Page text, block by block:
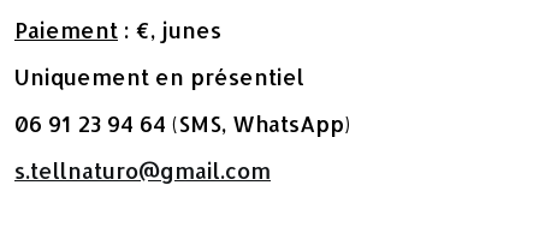
Paiement : €, junes
Uniquement en présentiel
06 91 23 94 64 (SMS, WhatsApp)
s.tellnaturo@gmail.com